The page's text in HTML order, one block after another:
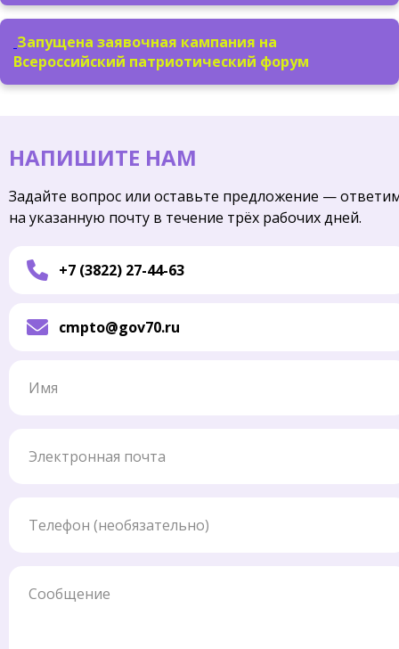
Запущена заявочная кампания на
Всероссийский патриотический форум
НАПИШИТЕ НАМ
Задайте вопрос или оставьте предложение —
на указанную почту в течение трёх рабочих дней.
+7 (3822) 27-44-63
cmpto@gov70.ru